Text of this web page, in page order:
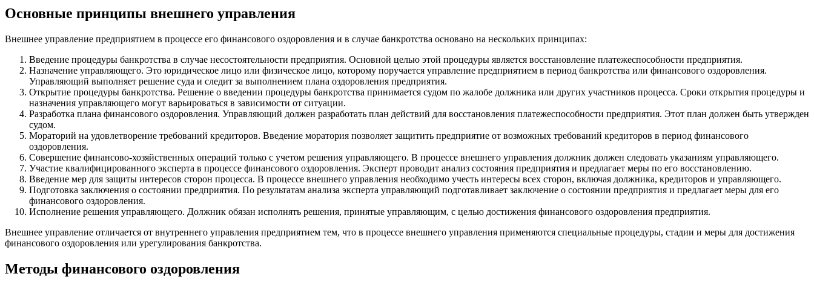
Основные принципы внешнего управления
Внешнее управление предприятием в процессе его финансового оздоровления и в случае банкротства основано на нескольких принципах:
Введение процедуры банкротства в случае несостоятельности предприятия. Основной целью этой процедуры является восстановление платежеспособности предприятия.
Назначение управляющего. Это юридическое лицо или физическое лицо, которому поручается управление предприятием в период банкротства или финансового оздоровления.
Управляющий выполняет решение суда и следит за выполнением плана оздоровления предприятия.
Открытие процедуры банкротства. Решение о введении процедуры банкротства принимается судом по жалобе должника или других участников процесса. Сроки открытия процедуры и
назначения управляющего могут варьироваться в зависимости от ситуации.
Разработка плана финансового оздоровления. Управляющий должен разработать план действий для восстановления платежеспособности предприятия. Этот план должен быть утвержден
судом.
Мораторий на удовлетворение требований кредиторов. Введение моратория позволяет защитить предприятие от возможных требований кредиторов в период финансового
оздоровления.
Совершение финансово-хозяйственных операций только с учетом решения управляющего. В процессе внешнего управления должник должен следовать указаниям управляющего.
Участие квалифицированного эксперта в процессе финансового оздоровления. Эксперт проводит анализ состояния предприятия и предлагает меры по его восстановлению.
Введение мер для защиты интересов сторон процесса. В процессе внешнего управления необходимо учесть интересы всех сторон, включая должника, кредиторов и управляющего.
Подготовка заключения о состоянии предприятия. По результатам анализа эксперта управляющий подготавливает заключение о состоянии предприятия и предлагает меры для его
финансового оздоровления.
Исполнение решения управляющего. Должник обязан исполнять решения, принятые управляющим, с целью достижения финансового оздоровления предприятия.
Внешнее управление отличается от внутреннего управления предприятием тем, что в процессе внешнего управления применяются специальные процедуры, стадии и меры для достижения
финансового оздоровления или урегулирования банкротства.
Методы финансового оздоровления